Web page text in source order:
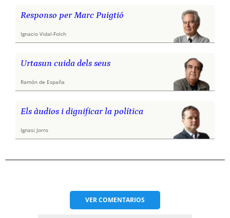
Responso per Marc Puigtió
Ignacio Vidal-Folch
Urtasun cuida dels seus
Ramón de España
Els àudios i dignificar la política
Ignasi Jorro
VERCOMENTARIOS